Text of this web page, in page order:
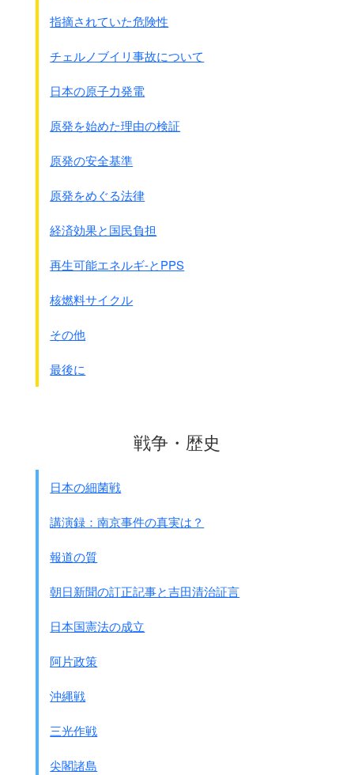
指摘されていた危険性
チェルノブイリ事故について
日本の原子力発電
原発を始めた理由の検証
原発の安全基準
原発をめぐる法律
経済効果と国民負担
再生可能エネルギ-とPPS
核燃料サイクル
その他
最後に
戦争・歴史
日本の細菌戦
講演録：南京事件の真実は？
報道の質
朝日新聞の訂正記事と吉田清治証言
日本国憲法の成立
阿片政策
沖縄戦
三光作戦
尖閣諸島